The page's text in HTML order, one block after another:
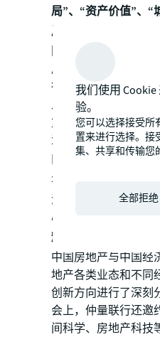
局”、“资产价值”、“
展”及“科技变革”五大
展，探讨当下的创新
行业重塑的价值思考
此次活动主论坛中，
复杂世界格局下的中
济学家论坛副理事长
区首席研究官Roddy
华区首席经济学家
济建言献策后，清华
心主任
与仲量
耀
中国房地产与中国经
地产各类业态和不同
创新方向进行了深刻
会上，仲量联行还邀
间科学、房地产科技
我们使用
验。
您可以选择接受所
置来进行选择。接
集、共享和传输您
全部拒绝